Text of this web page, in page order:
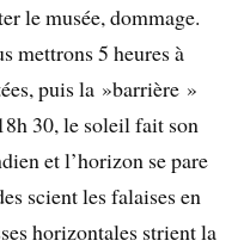
le musée, dommage.
mettrons 5 heures à
puis la »barrière »
30, le soleil fait son
et l’horizon se pare
scient les falaises en
horizontales strient la